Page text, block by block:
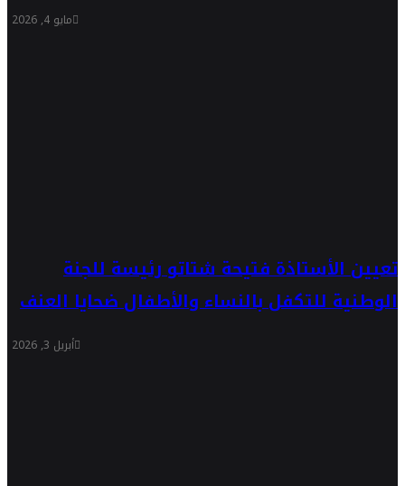
مايو 4, 2026
تعيين الأستاذة فتيحة شتاتو رئيسة للجنة
الوطنية للتكفل بالنساء والأطفال ضحايا العنف
أبريل 3, 2026